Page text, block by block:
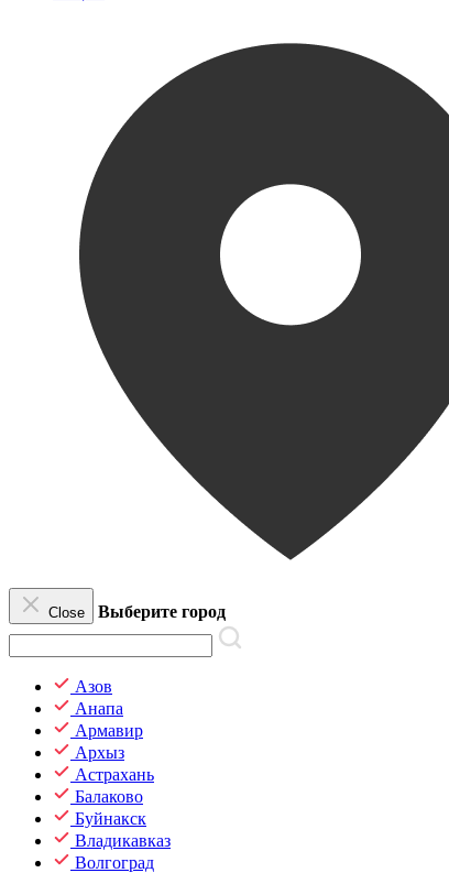
Close Выберите город
Азов
Анапа
Армавир
Архыз
Астрахань
Балаково
Буйнакск
Владикавказ
Волгоград